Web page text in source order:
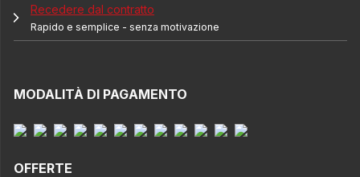
Recedere dal contratto
Rapido e semplice - senza motivazione
MODALITÀ DI PAGAMENTO
OFFERTE